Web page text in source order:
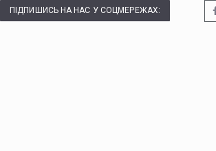
ПІДПИШИСЬ НА НАС У СОЦМЕРЕЖАХ: